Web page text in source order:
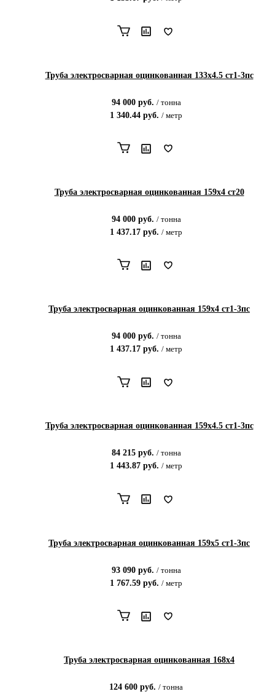
Труба электросварная оцинкованная 133х4.5 ст1-3пс
94 000руб. / тонна
1 340.44 руб. / метр
Труба электросварная оцинкованная 159х4 ст20
94 000руб. / тонна
1 437.17 руб. / метр
Труба электросварная оцинкованная 159х4 ст1-3пс
94 000руб. / тонна
1 437.17 руб. / метр
Труба электросварная оцинкованная 159х4.5 ст1-3пс
84 215руб. / тонна
1 443.87 руб. / метр
Труба электросварная оцинкованная 159х5 ст1-3пс
93 090руб. / тонна
1 767.59 руб. / метр
Труба электросварная оцинкованная 168х4
124 600 руб. / тонна